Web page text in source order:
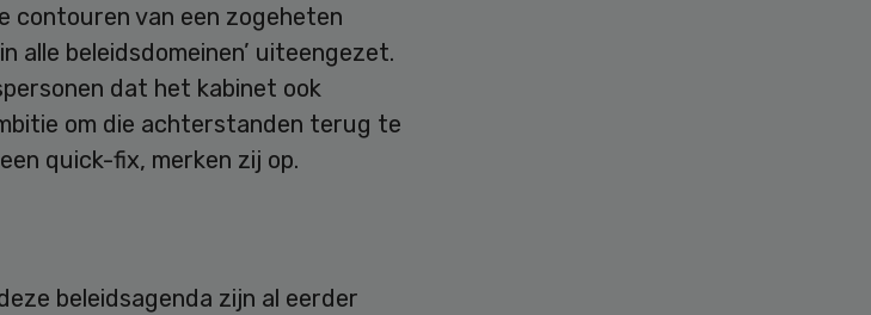
contouren van een zogeheten
alle beleidsdomeinen’ uiteengezet.
dat het kabinet ook
om die achterstanden terug te
quick-fix, merken zij op.
beleidsagenda zijn al eerder